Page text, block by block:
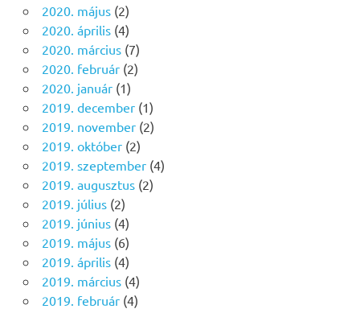
2020. május(2)
2020. április(4)
2020. március(7)
2020. február(2)
2020. január(1)
2019. december(1)
2019. november(2)
2019. október(2)
2019. szeptember(4)
2019. augusztus(2)
2019. július(2)
2019. június(4)
2019. május(6)
2019. április(4)
2019. március(4)
2019. február(4)